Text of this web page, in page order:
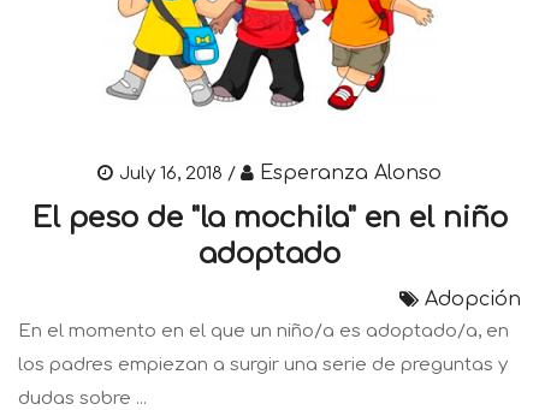
July 16, 2018 / Esperanza Alonso
El peso de "la mochila" en el niño
adoptado
Adopción
En el momento en el que un niño/a es adoptado/a, en
los padres empiezan a surgir una serie de preguntas y
dudas sobre ...